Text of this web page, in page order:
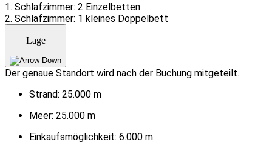
1. Schlafzimmer: 2 Einzelbetten
2. Schlafzimmer: 1 kleines Doppelbett
Lage
Der genaue Standort wird nach der Buchung mitgeteilt.
Strand: 25.000 m
Meer: 25.000 m
Einkaufsmöglichkeit: 6.000 m